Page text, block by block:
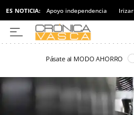
ES NOTICIA: Apoyo independencia Irizar
Pásate al MODO AHORRO